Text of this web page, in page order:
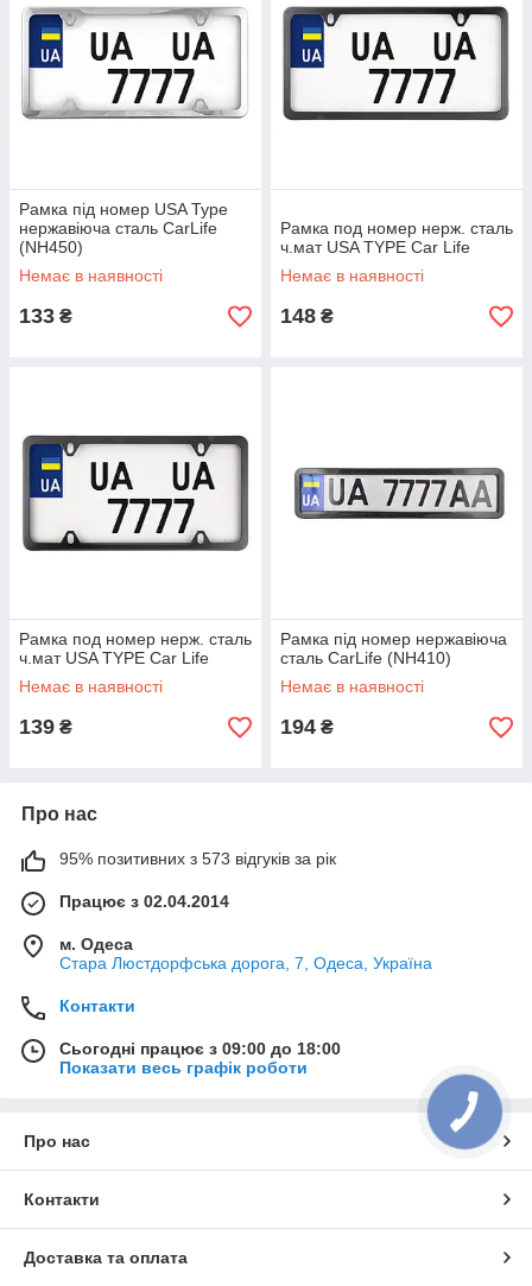
Рамка під номер USA Type
нержавіюча сталь CarLife
(NH450)
Немає в наявності
133 ₴
Рамка под номер нерж. сталь
ч.мат USA TYPE Car Life
Немає в наявності
148 ₴
Рамка под номер нерж. сталь
ч.мат USA TYPE Car Life
Немає в наявності
139 ₴
Рамка під номер нержавіюча
сталь CarLife (NH410)
Немає в наявності
194 ₴
Про нас
95% позитивних з 573 відгуків за рік
Працює з 02.04.2014
м. Одеса
Стара Люстдорфська дорога, 7, Одеса, Україна
Контакти
Сьогодні працює з 09:00 до 18:00
Показати весь графік роботи
Про нас
Контакти
Доставка та оплата